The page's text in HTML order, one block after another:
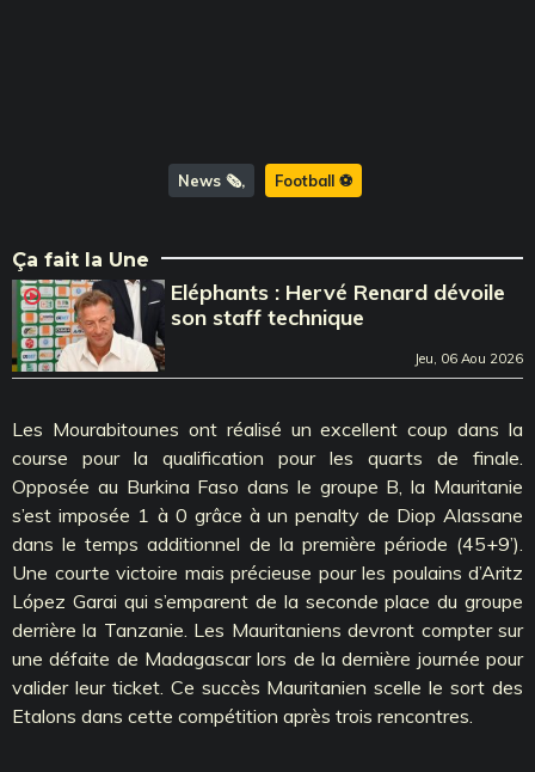
News 🗞️ Football ⚽️
Ça fait la Une
Eléphants : Hervé Renard dévoile
son staff technique
Jeu, 06 Aou 2026
Les Mourabitounes ont réalisé un excellent coup dans la
course pour la qualification pour les quarts de finale.
Opposée au Burkina Faso dans le groupe B, la Mauritanie
s’est imposée 1 à 0 grâce à un penalty de Diop Alassane
dans le temps additionnel de la première période (45+9’).
Une courte victoire mais précieuse pour les poulains d’Aritz
López Garai qui s’emparent de la seconde place du groupe
derrière la Tanzanie. Les Mauritaniens devront compter sur
une défaite de Madagascar lors de la dernière journée pour
valider leur ticket. Ce succès Mauritanien scelle le sort des
Etalons dans cette compétition après trois rencontres.